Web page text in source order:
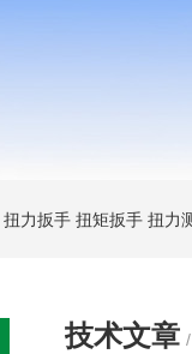
扭力扳手 扭矩扳手 扭力
技术文章